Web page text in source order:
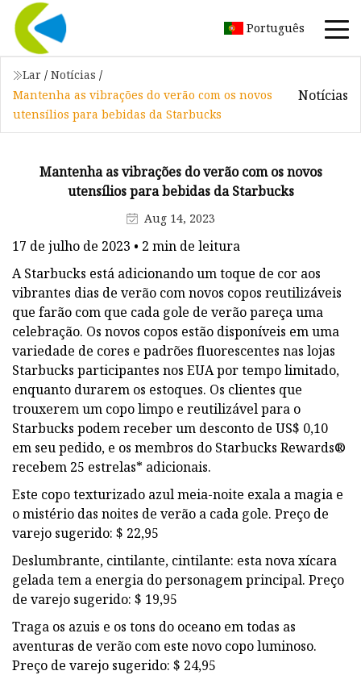
Português
Lar / Notícias /
Mantenha as vibrações do verão com os novos
utensílios para bebidas da Starbucks
Notícias
Mantenha as vibrações do verão com os novos
utensílios para bebidas da Starbucks
Aug 14, 2023
17 de julho de 2023 • 2 min de leitura
A Starbucks está adicionando um toque de cor aos
vibrantes dias de verão com novos copos reutilizáveis ​​
que farão com que cada gole de verão pareça uma
celebração. Os novos copos estão disponíveis em uma
variedade de cores e padrões fluorescentes nas lojas
Starbucks participantes nos EUA por tempo limitado,
enquanto durarem os estoques. Os clientes que
trouxerem um copo limpo e reutilizável para o
Starbucks podem receber um desconto de US$ 0,10
em seu pedido, e os membros do Starbucks Rewards®
recebem 25 estrelas* adicionais.
Este copo texturizado azul meia-noite exala a magia e
o mistério das noites de verão a cada gole. Preço de
varejo sugerido: $ 22,95
Deslumbrante, cintilante, cintilante: esta nova xícara
gelada tem a energia do personagem principal. Preço
de varejo sugerido: $ 19,95
Traga os azuis e os tons do oceano em todas as
aventuras de verão com este novo copo luminoso.
Preço de varejo sugerido: $ 24,95